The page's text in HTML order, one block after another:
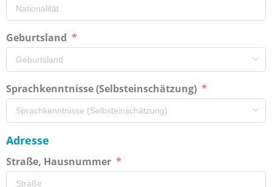
Geburtsland
Sprachkenntnisse (Selbsteinschätzung)
Adresse
Straße, Hausnummer